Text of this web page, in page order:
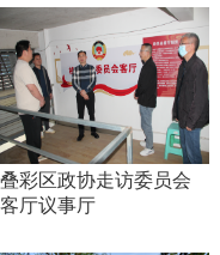
叠彩区政协走访委员会
客厅议事厅